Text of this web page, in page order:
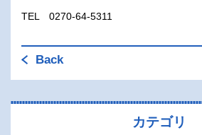
TEL 0270-64-5311
Back
カテゴリ